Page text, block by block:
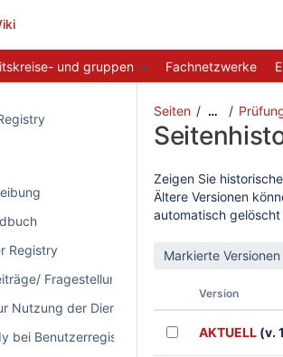
und gruppen Fachnetzwerke
Registry
Fragestellungen
Nutzung der Dienste
bei Benutzerregistrierung
Seiten …
Zeigen Sie
Ältere Versionen
automatisch
Version
AKTUELL (v.